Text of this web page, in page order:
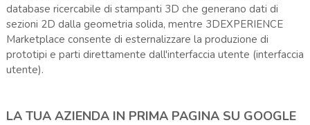
database ricercabile di stampanti 3D che generano dati di
sezioni 2D dalla geometria solida, mentre 3DEXPERIENCE
Marketplace consente di esternalizzare la produzione di
prototipi e parti direttamente dall'interfaccia utente (interfaccia
utente).
LA TUA AZIENDA IN PRIMA PAGINA SU GOOGLE